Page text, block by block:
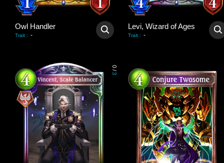
Owl Handler
Trait : -
Levi, Wizard of Ages
Trait : -
0
/
3